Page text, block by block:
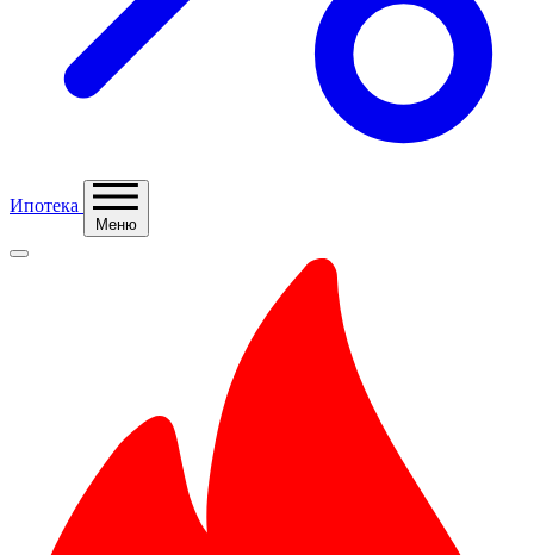
Ипотека
Меню